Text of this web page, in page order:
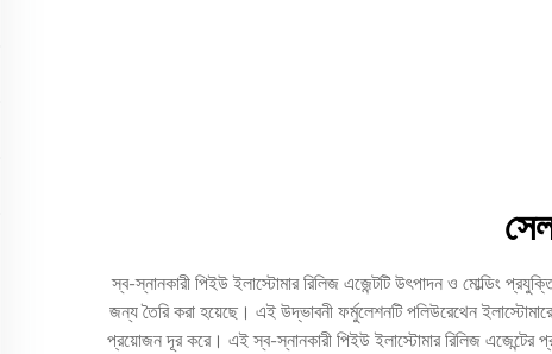
স্ব-স্নানকারী পিইউ ইলাস্টোমার রিলিজ এজেন্টটি উৎপাদন ও মোল্ডিং
জন্য তৈরি করা হয়েছে। এই উদ্ভাবনী ফর্মুলেশনটি পলিউরেথেন
প্রয়োজন দূর করে। এই স্ব-স্নানকারী পিইউ ইলাস্টোমার রিলিজ এজেন্টের